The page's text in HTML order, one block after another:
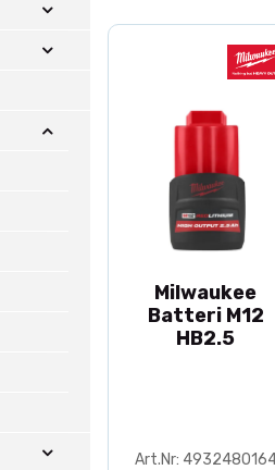
Milwaukee
Batteri M12
HB2.5
Art.Nr: